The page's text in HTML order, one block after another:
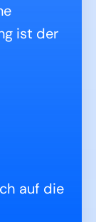
ist der
auf die